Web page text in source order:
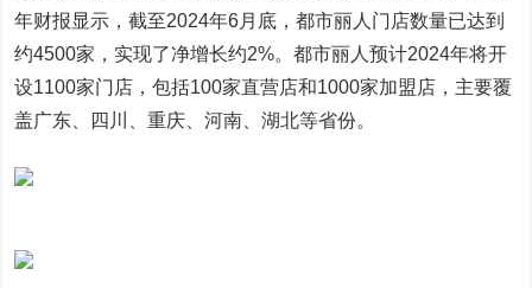
年财报显示，截至2024年6月底，都市丽人门店数量已达到
约4500家，实现了净增长约2%。都市丽人预计2024年将开
设1100家门店，包括100家直营店和1000家加盟店，主要覆
盖广东、四川、重庆、河南、湖北等省份。